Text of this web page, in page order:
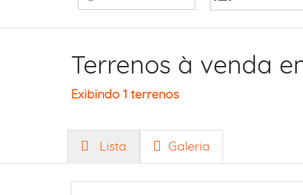
Terrenos à venda
Exibindo 1 terrenos
Lista Galeria